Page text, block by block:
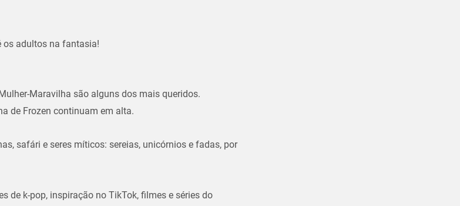
os adultos na fantasia!
Maravilha são alguns dos mais queridos.
de Frozen continuam em alta.
safári e seres míticos: sereias, unicórnios e fadas, por
de k-pop, inspiração no TikTok, filmes e séries do